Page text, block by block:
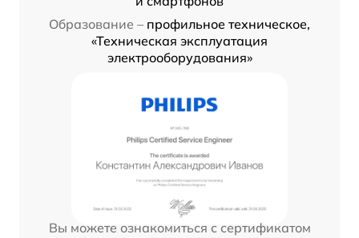
Образование – профильное техническое,
«Техническая эксплуатация
электрооборудования»
Вы можете ознакомиться с сертификатом